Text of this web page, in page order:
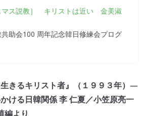
マス説教］ キリストは近い 金美淑
助会100 周年記念韓日修練会プログ
生きるキリスト者』（１９９３年）―
ける日韓関係 李 仁夏／小笠原亮一
編より